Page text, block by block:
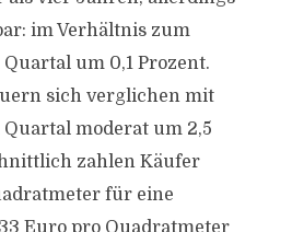
im Verhältnis zum
um 0,1 Prozent.
sich verglichen mit
moderat um 2,5
zahlen Käufer
für eine
Euro pro Quadratmeter